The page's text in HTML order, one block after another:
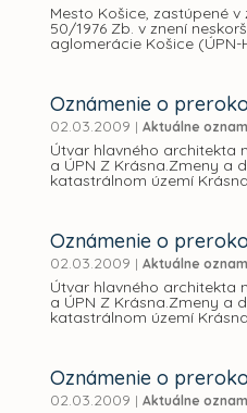
Mesto Košice, zastúpené
50/1976 Zb. v znení
aglomerácie Košice (ÚPN-
Oznámenie o
02.03.2009 | Aktuálne
Útvar hlavného architekta
a ÚPN Z Krásna.Zmeny a
katastrálnom území
Oznámenie o
02.03.2009 | Aktuálne
Útvar hlavného architekta
a ÚPN Z Krásna.Zmeny a
katastrálnom území
Oznámenie o
02.03.2009 | Aktuálne